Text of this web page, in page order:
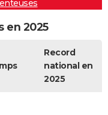
en 2025
Record
national en
2025